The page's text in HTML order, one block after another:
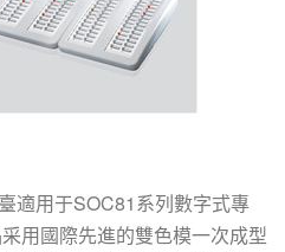
適用于SOC81系列數字式專
用國際先進的雙色模一次成型